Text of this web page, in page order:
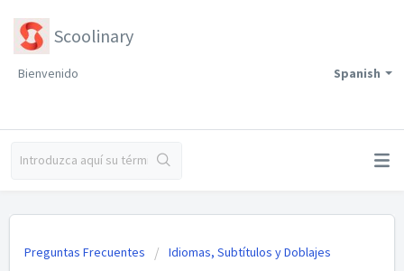
Scoolinary
Spanish
Bienvenido
Preguntas Frecuentes Idiomas, Subtítulos y Doblajes